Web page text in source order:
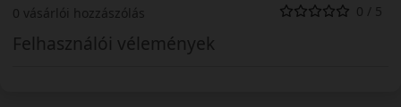
0 vásárlói hozzászólás 0 / 5
Felhasználói vélemények